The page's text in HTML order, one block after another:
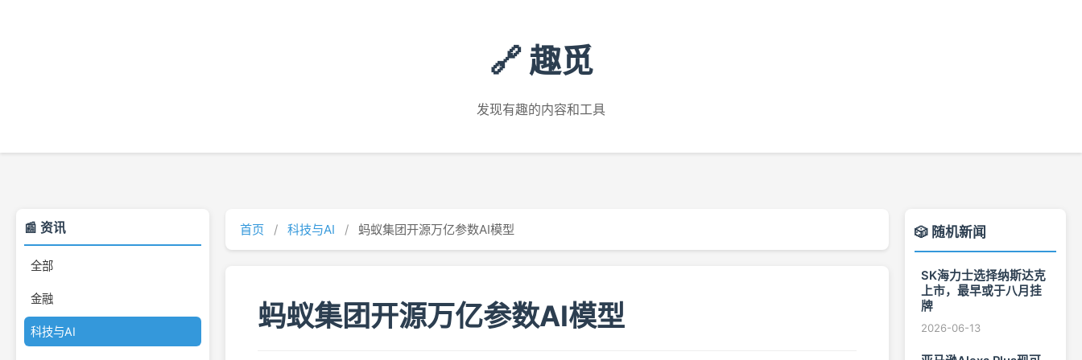
🔗 趣觅
发现有趣的内容和工具
📰 资讯
全部
金融
科技与AI
首页 / 科技与AI / 蚂蚁集团开源万亿参数AI模型
蚂蚁集团开源万亿参数AI模型
🎲 随机新闻
SK海力士选择纳斯达克
上市，最早或于八月挂
牌
2026-06-13